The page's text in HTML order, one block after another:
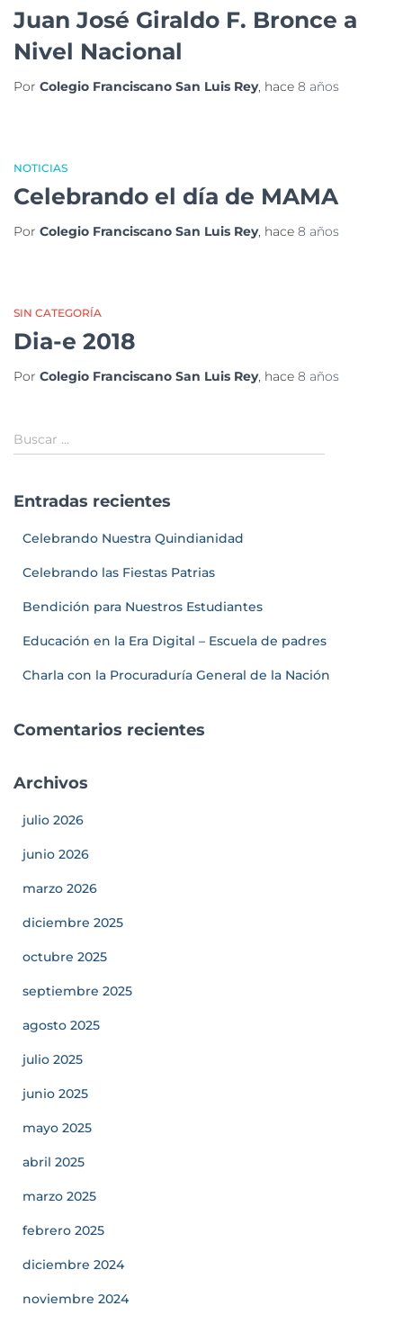
Juan José Giraldo F. Bronce a
Nivel Nacional
Por Colegio Franciscano San Luis Rey, hace 8 años
NOTICIAS
Celebrando el día de MAMA
Por Colegio Franciscano San Luis Rey, hace 8 años
SIN CATEGORÍA
Dia-e 2018
Por Colegio Franciscano San Luis Rey, hace 8 años
Buscar …
Entradas recientes
Celebrando Nuestra Quindianidad
Celebrando las Fiestas Patrias
Bendición para Nuestros Estudiantes
Educación en la Era Digital – Escuela de padres
Charla con la Procuraduría General de la Nación
Comentarios recientes
Archivos
julio 2026
junio 2026
marzo 2026
diciembre 2025
octubre 2025
septiembre 2025
agosto 2025
julio 2025
junio 2025
mayo 2025
abril 2025
marzo 2025
febrero 2025
diciembre 2024
noviembre 2024